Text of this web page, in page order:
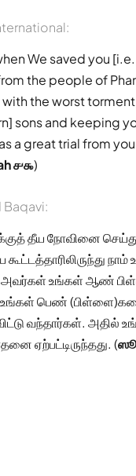
We saved you
the people of
the worst
sons and keeping
a great trial from
௪௯)
தீய நோவினை
அவர்கள் உங்கள் ஆண்
உங்கள் பெண்
வந்தார்கள்.
ஏற்பட்டிருந்தது. (